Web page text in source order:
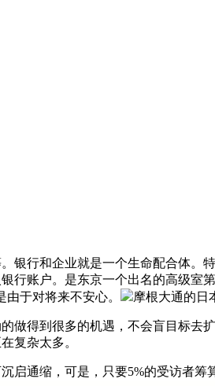
行和企业就是一个生命配合体。
行账户。是东京一个出名的高级
于对将来不安心。
摩根大通的日
得到很多的机遇，不会盲目标去
复杂太多。
通缩，可是，只要5%的受访者筹